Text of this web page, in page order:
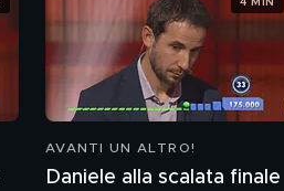
AVANTI UN ALTRO!
Daniele alla scalata finale